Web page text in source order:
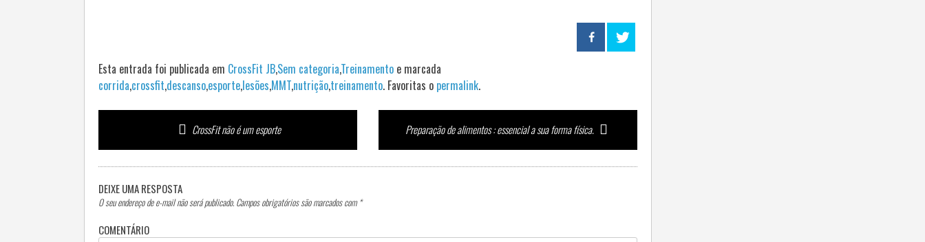
Esta entrada foi publicada em CrossFit JB,Sem categoria,Treinamento e marcada
corrida,crossfit,descanso,esporte,lesões,MMT,nutrição,treinamento. Favoritas o permalink.
Navegação
do
Post
CrossFit não é um esporte Preparação de alimentos : essencial a sua forma física.
DEIXE UMA RESPOSTA
O seu endereço de e-mail não será publicado. Campos obrigatórios são marcados com*
COMENTÁRIO